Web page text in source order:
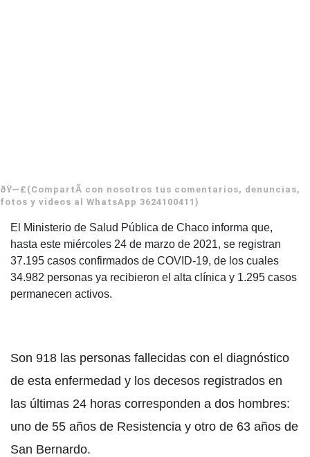
ðŸ—£(CompartÃ­ con nosotros tus comentarios, denuncias,
fotos y videos al WhatsApp 3624100411)
El Ministerio de Salud Pública de Chaco informa que,
hasta este miércoles 24 de marzo de 2021, se registran
37.195 casos confirmados de COVID-19, de los cuales
34.982 personas ya recibieron el alta clínica y 1.295 casos
permanecen activos.
Son 918 las personas fallecidas con el diagnóstico
de esta enfermedad y los decesos registrados en
las últimas 24 horas corresponden a dos hombres:
uno de 55 años de Resistencia y otro de 63 años de
San Bernardo.